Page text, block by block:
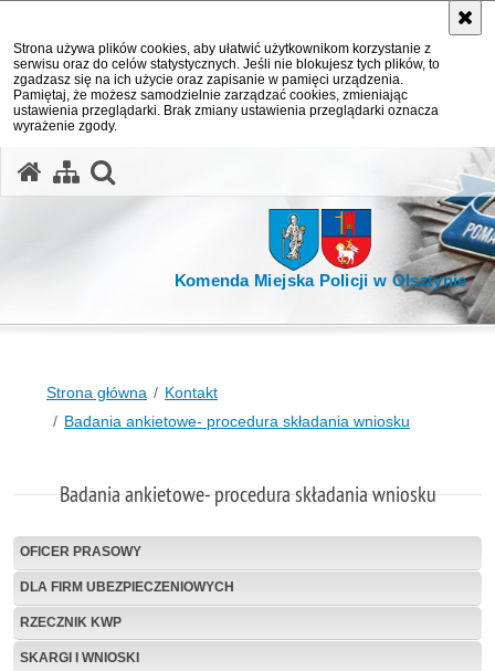
Strona używa plików cookies, aby ułatwić użytkownikom korzystanie z
serwisu oraz do celów statystycznych. Jeśli nie blokujesz tych plików, to
zgadzasz się na ich użycie oraz zapisanie w pamięci urządzenia.
Pamiętaj, że możesz samodzielnie zarządzać cookies, zmieniając
ustawienia przeglądarki. Brak zmiany ustawienia przeglądarki oznacza
wyrażenie zgody.
Komenda Miejska Policji w Olsztynie
Strona główna
Kontakt
Badania ankietowe- procedura składania wniosku
Badania ankietowe- procedura składania wniosku
OFICER PRASOWY
DLA FIRM UBEZPIECZENIOWYCH
RZECZNIK KWP
SKARGI I WNIOSKI